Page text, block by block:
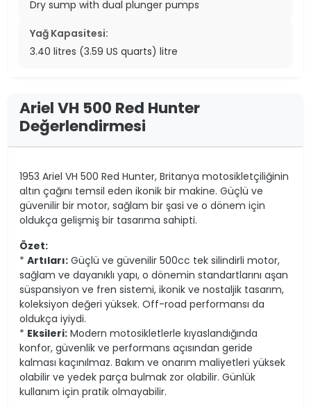
Dry sump with dual plunger pumps
Yağ Kapasitesi:
3.40 litres (3.59 US quarts) litre
Ariel VH 500 Red Hunter
Değerlendirmesi
1953 Ariel VH 500 Red Hunter, Britanya motosikletçiliğinin
altın çağını temsil eden ikonik bir makine. Güçlü ve
güvenilir bir motor, sağlam bir şasi ve o dönem için
oldukça gelişmiş bir tasarıma sahipti.
Özet:
* Artıları: Güçlü ve güvenilir 500cc tek silindirli motor,
sağlam ve dayanıklı yapı, o dönemin standartlarını aşan
süspansiyon ve fren sistemi, ikonik ve nostaljik tasarım,
koleksiyon değeri yüksek. Off-road performansı da
oldukça iyiydi.
* Eksileri: Modern motosikletlerle kıyaslandığında
konfor, güvenlik ve performans açısından geride
kalması kaçınılmaz. Bakım ve onarım maliyetleri yüksek
olabilir ve yedek parça bulmak zor olabilir. Günlük
kullanım için pratik olmayabilir.